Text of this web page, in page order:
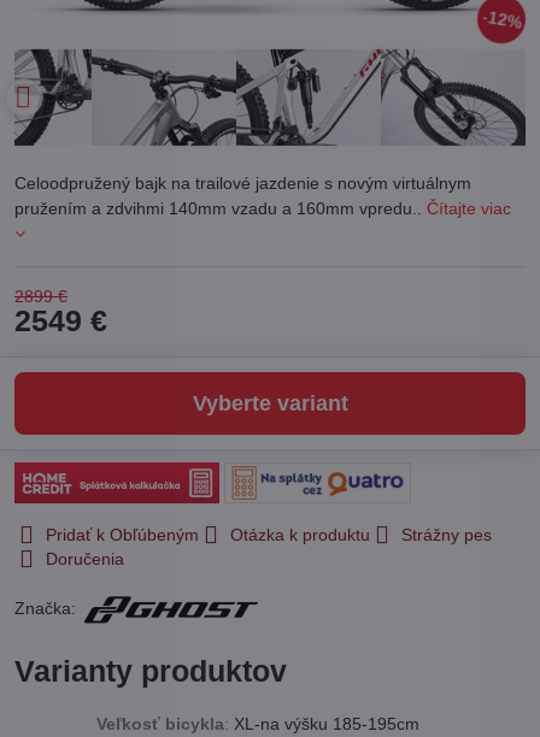
12%
Celoodpružený bajk na trailové jazdenie s novým virtuálnym
pružením a zdvihmi 140mm vzadu a 160mm vpredu.. Čítajte viac
2899 €
2549 €
Vyberte variant
Pridať k Obľúbeným Otázka k produktu
Strážny pes
Doručenia
Značka:
Varianty produktov
Veľkosť bicykla: XL-na výšku 185-195cm